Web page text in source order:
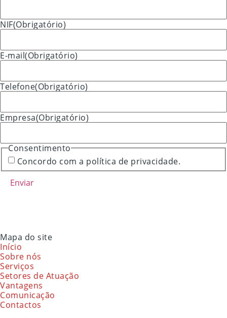
NIF(Obrigatório)
E-mail(Obrigatório)
Telefone(Obrigatório)
Empresa(Obrigatório)
Consentimento
Concordo com a política de privacidade.
Mapa do site
Início
Sobre nós
Serviços
Setores de Atuação
Vantagens
Comunicação
Contactos